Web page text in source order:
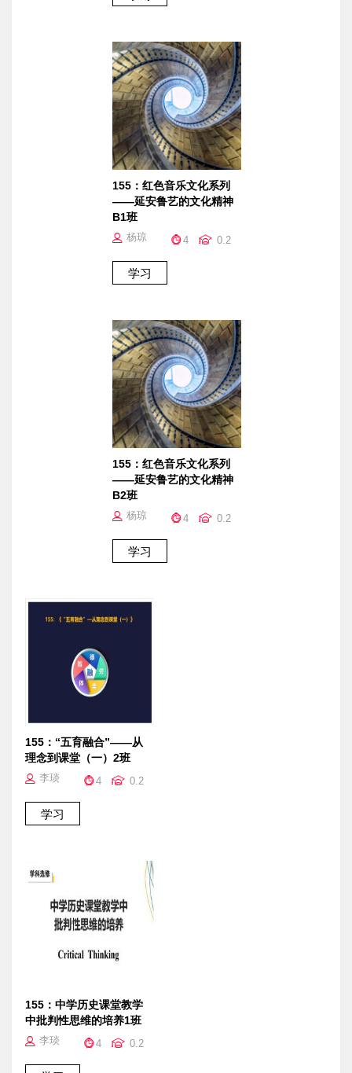
155：红色音乐文化系列
——延安鲁艺的文化精神
B1班
杨琼 4 0.2
155：红色音乐文化系列
——延安鲁艺的文化精神
B2班
杨琼 4 0.2
155：“五育融合”——从
理念到课堂（一）2班
李琰 4 0.2
155：中学历史课堂教学
中批判性思维的培养1班
李琰 4 0.2